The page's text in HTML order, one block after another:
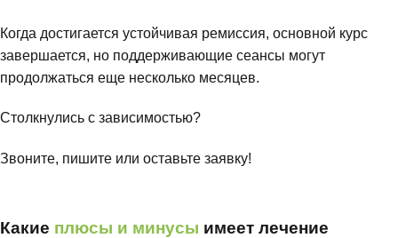
Когда достигается устойчивая ремиссия, основной курс
завершается, но поддерживающие сеансы могут
продолжаться еще несколько месяцев.
Столкнулись с зависимостью?
Звоните, пишите или оставьте заявку!
Какие плюсы и минусы имеет лечение